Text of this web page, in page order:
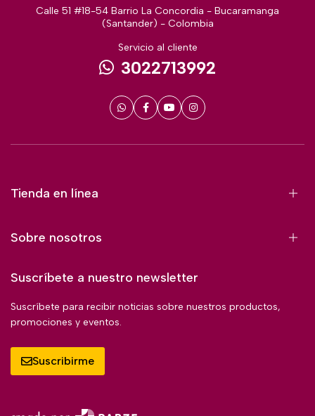
Calle 51 #18-54 Barrio La Concordia - Bucaramanga
(Santander) - Colombia
Servicio al cliente
3022713992
Tienda en línea
Sobre nosotros
Suscríbete a nuestro newsletter
Suscríbete para recibir noticias sobre nuestros productos,
promociones y eventos.
Suscribirme